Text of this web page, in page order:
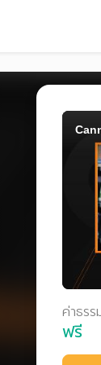
ค่าธรร
ฟรี